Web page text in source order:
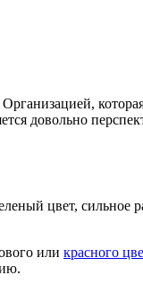
Организацией,
довольно
цвет,
или красного